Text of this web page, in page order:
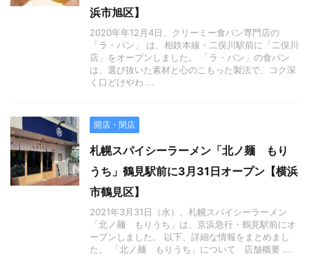
浜市旭区】
2020年年12月4日、クリーミー食パン専門店の
「ラ・パン」 は、相鉄本線・二俣川駅前に「二俣川
店」をオープンしました。 「ラ・パン」の食パン
は、選び抜いた素材と心のこもった製法で、コク深
く口どけやわ ...
開店・閉店
札幌スパイシーラーメン「北ノ麺 もり
うち」鶴見駅前に3月31日オープン【横浜
市鶴見区】
2021年3月31日（水）、札幌スパイシーラーメン
「北ノ麺 もりうち」は、京浜急行・鶴見駅前にオ
ープンしました。 以下、詳細な情報をまとめまし
た。 「北ノ麺 もりうち」について 店舗概要 ...